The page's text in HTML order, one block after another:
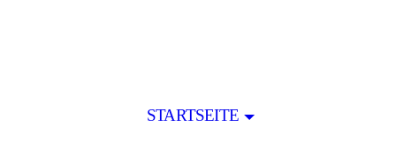
STARTSEITE